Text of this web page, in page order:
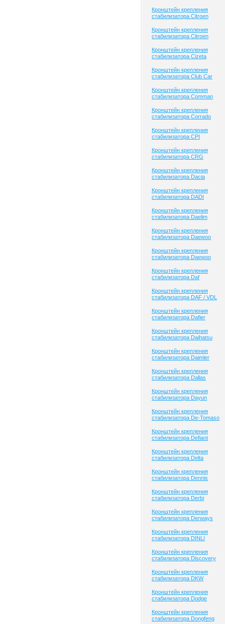
Кронштейн крепления
стабилизатора Citroen
Кронштейн крепления
стабилизатора Citroen
Кронштейн крепления
стабилизатора Cizeta
Кронштейн крепления
стабилизатора Club Сar
Кронштейн крепления
стабилизатора Comman
Кронштейн крепления
стабилизатора Corrado
Кронштейн крепления
стабилизатора CPI
Кронштейн крепления
стабилизатора CRG
Кронштейн крепления
стабилизатора Dacia
Кронштейн крепления
стабилизатора DADI
Кронштейн крепления
стабилизатора Daelim
Кронштейн крепления
стабилизатора Daewoo
Кронштейн крепления
стабилизатора Daewoo
Кронштейн крепления
стабилизатора Daf
Кронштейн крепления
стабилизатора DAF / VDL
Кронштейн крепления
стабилизатора Dafier
Кронштейн крепления
стабилизатора Daihatsu
Кронштейн крепления
стабилизатора Daimler
Кронштейн крепления
стабилизатора Dallas
Кронштейн крепления
стабилизатора Dayun
Кронштейн крепления
стабилизатора De-Tomaso
Кронштейн крепления
стабилизатора Defiant
Кронштейн крепления
стабилизатора Delta
Кронштейн крепления
стабилизатора Dennis
Кронштейн крепления
стабилизатора Derbi
Кронштейн крепления
стабилизатора Derways
Кронштейн крепления
стабилизатора DINLI
Кронштейн крепления
стабилизатора Discovery
Кронштейн крепления
стабилизатора DKW
Кронштейн крепления
стабилизатора Dodge
Кронштейн крепления
стабилизатора Dongfeng